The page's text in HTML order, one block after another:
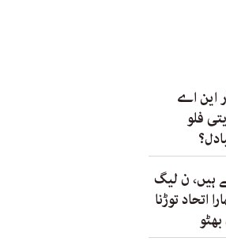
این اے
فلو
ہیں، ن لیگ
اتحاد توڑنا